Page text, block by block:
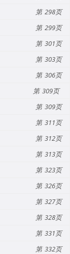
298
299
301
303
306
309
309
311
312
313
323
326
327
328
331
332